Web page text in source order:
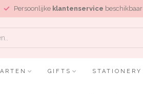
Persoonlijke klantenservice beschikbaar
GIFTS STATIONERY